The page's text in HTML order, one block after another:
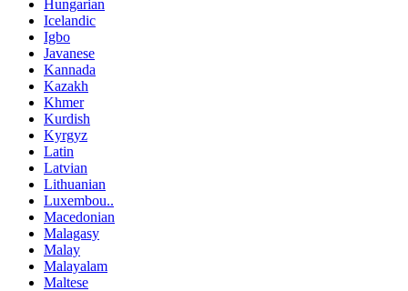
Hungarian
Icelandic
Igbo
Javanese
Kannada
Kazakh
Khmer
Kurdish
Kyrgyz
Latin
Latvian
Lithuanian
Luxembou..
Macedonian
Malagasy
Malay
Malayalam
Maltese